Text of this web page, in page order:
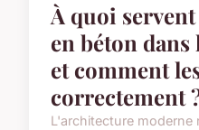
À quoi
en béton
et comment
correctement
L'architecture